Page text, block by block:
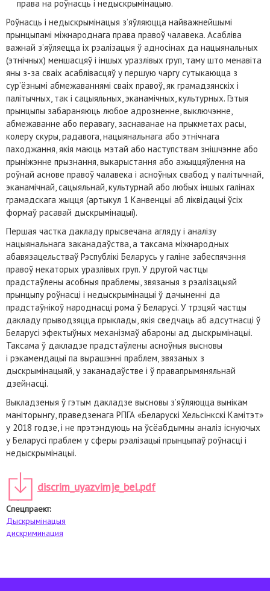
права на роўнасць і недыскрымінацыю.
Роўнасць і недыскрымінацыя з’яўляюцца найважнейшымі
прынцыпамі міжнароднага права правоў чалавека. Асабліва
важнай з’яўляецца іх рэалізацыя ў адносінах да нацыянальных
(этнічных) меншасцяў і іншых уразлівых груп, таму што менавіта
яны з-за сваіх асаблівасцяў у першую чаргу сутыкаюцца з
сур’ёзнымі абмежаваннямі сваіх правоў, як грамадзянскіх і
палітычных, так і сацыяльных, эканамічных, культурных. Гэтыя
прынцыпы забараняюць любое адрозненне, выключэнне,
абмежаванне або перавагу, заснаванае на прыкметах расы,
колеру скуры, радавога, нацыянальнага або этнічнага
паходжання, якія маюць мэтай або наступствам знішчэнне або
прыніжэнне прызнання, выкарыстання або ажыццяўлення на
роўнай аснове правоў чалавека і асноўных свабод у палітычнай,
эканамічнай, сацыяльнай, культурнай або любых іншых галінах
грамадскага жыцця (артыкул 1 Канвенцыі аб ліквідацыі ўсіх
формаў расавай дыскрымінацыі).
Першая частка дакладу прысвечана агляду і аналізу
нацыянальнага заканадаўства, а таксама міжнародных
абавязацельстваў Рэспублікі Беларусь у галіне забеспячэння
правоў некаторых уразлівых груп. У другой частцы
прадстаўлены асобныя праблемы, звязаныя з рэалізацыяй
прынцыпу роўнасці і недыскрымінацыі ў дачыненні да
прадстаўнікоў народнасці рома ў Беларусі. У трэцяй частцы
дакладу прыводзяцца прыклады, якія сведчаць аб адсутнасці ў
Беларусі эфектыўных механізмаў абароны ад дыскрымінацыі.
Таксама ў дакладзе прадстаўлены асноўныя высновы
і рэкамендацыі па вырашэнні праблем, звязаных з
дыскрымінацыяй, у заканадаўстве і ў правапрымяняльнай
дзейнасці.
Выкладзеныя ў гэтым дакладзе высновы з’яўляюцца вынікам
маніторынгу, праведзенага РПГА «Беларускі Хельсінкскі Камітэт»
у 2018 годзе, і не прэтэндуюць на ўсёабдымны аналіз існуючых
у Беларусі праблем у сферы рэалізацыі прынцыпаў роўнасці і
недыскрымінацыі.
discrim_uyazvimje_bel.pdf
Спецпраект:
Дыскрымінацыя
дискриминация